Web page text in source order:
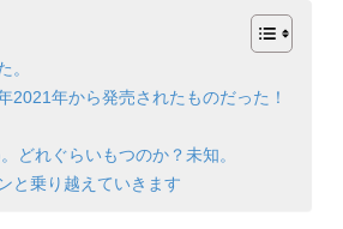
。
2021年から発売されたものだった！
どれぐらいもつのか？未知。
と乗り越えていきます